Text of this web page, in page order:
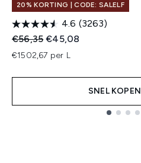
20% KORTING | CODE: SALELF
4.6 (3263)
Recommended Retail Price:
€56,35Huidige prijs:
€45,08
€1502,67 per L
SNEL KOPEN